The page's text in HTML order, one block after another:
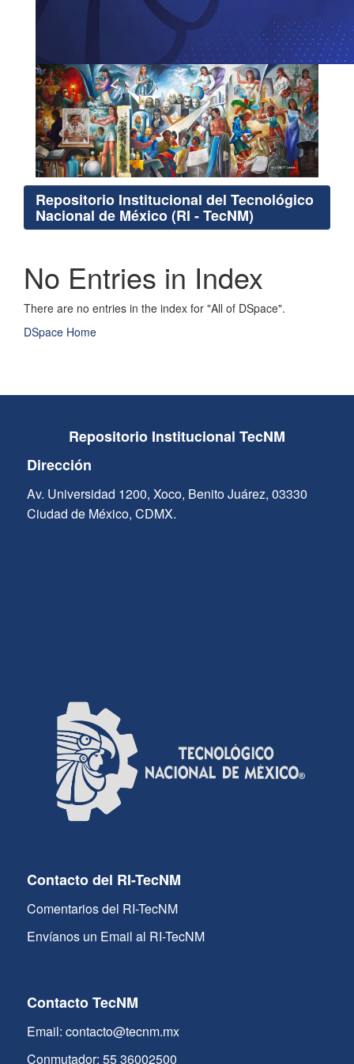
Repositorio Institucional del Tecnológico
Nacional de México (RI - TecNM)
No Entries in Index
There are no entries in the index for "All of DSpace".
DSpace Home
Repositorio Institucional TecNM
Dirección
Av. Universidad 1200, Xoco, Benito Juárez, 03330
Ciudad de México, CDMX.
Contacto del RI-TecNM
Comentarios del RI-TecNM
Envíanos un Email al RI-TecNM
Contacto TecNM
Email: contacto@tecnm.mx
Conmutador: 55 36002500